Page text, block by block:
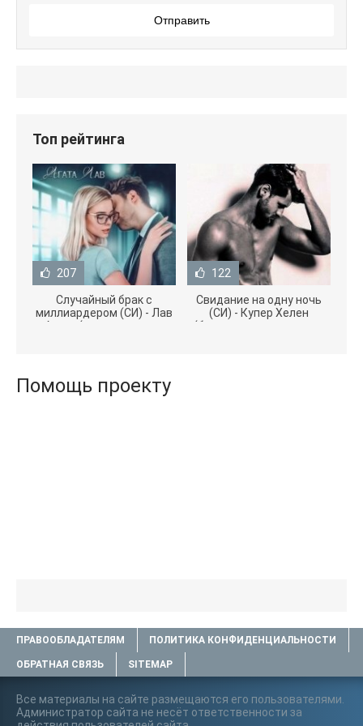
Отправить
Топ рейтинга
207
Случайный брак с
миллиардером (СИ) - Лав
Агата (полная версия
122
Свидание на одну ночь
(СИ) - Купер Хелен
(бесплатные серии книг
Помощь проекту
ПРАВООБЛАДАТЕЛЯМ ПОЛИТИКА КОНФИДЕНЦИАЛЬНОСТИ
ОБРАТНАЯ СВЯЗЬ SITEMAP
Все материалы на сайте размещаются его пользователями.
Администратор сайта не несёт ответственности за